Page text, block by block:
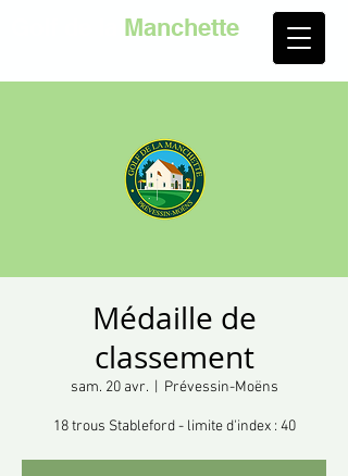
Manchette
Médaille de
classement
sam. 20 avr.
  |
Prévessin-Moëns
18 trous Stableford - limite d'index : 40